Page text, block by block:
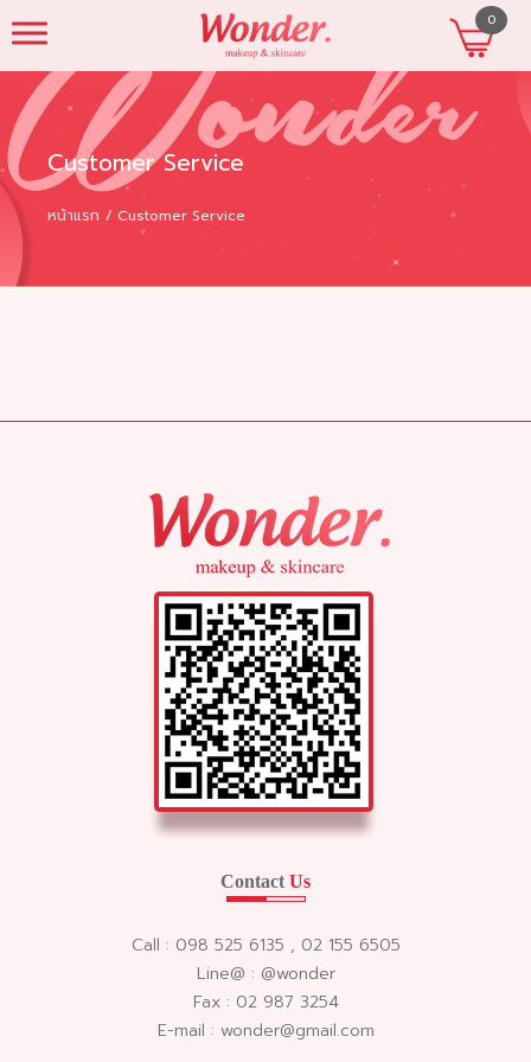
0
Customer Service
หน้าแรก Customer Service
Contact Us
Call : 098 525 6135 , 02 155 6505
Line@ : @wonder
Fax : 02 987 3254
E-mail : wonder@gmail.com